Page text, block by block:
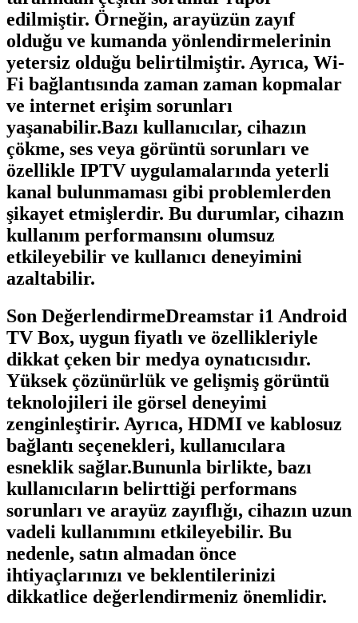
edilmiştir. Örneğin, arayüzün zayıf
olduğu ve kumanda yönlendirmelerinin
yetersiz olduğu belirtilmiştir. Ayrıca, Wi-
Fi bağlantısında zaman zaman kopmalar
ve internet erişim sorunları
yaşanabilir.Bazı kullanıcılar, cihazın
çökme, ses veya görüntü sorunları ve
özellikle IPTV uygulamalarında yeterli
kanal bulunmaması gibi problemlerden
şikayet etmişlerdir. Bu durumlar, cihazın
kullanım performansını olumsuz
etkileyebilir ve kullanıcı deneyimini
azaltabilir.
Son DeğerlendirmeDreamstar i1 Android
TV Box, uygun fiyatlı ve özellikleriyle
dikkat çeken bir medya oynatıcısıdır.
Yüksek çözünürlük ve gelişmiş görüntü
teknolojileri ile görsel deneyimi
zenginleştirir. Ayrıca, HDMI ve kablosuz
bağlantı seçenekleri, kullanıcılara
esneklik sağlar.Bununla birlikte, bazı
kullanıcıların belirttiği performans
sorunları ve arayüz zayıflığı, cihazın uzun
vadeli kullanımını etkileyebilir. Bu
nedenle, satın almadan önce
ihtiyaçlarınızı ve beklentilerinizi
dikkatlice değerlendirmeniz önemlidir.